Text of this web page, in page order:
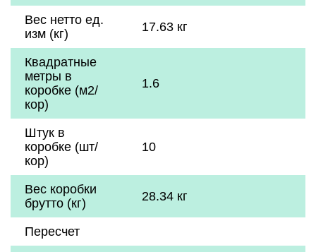
Вес нетто ед.
изм (кг)
17.63 кг
Квадратные
метры в
коробке (м2/
кор)
1.6
Штук в
коробке (шт/
кор)
10
Вес коробки
брутто (кг)
28.34 кг
Пересчет